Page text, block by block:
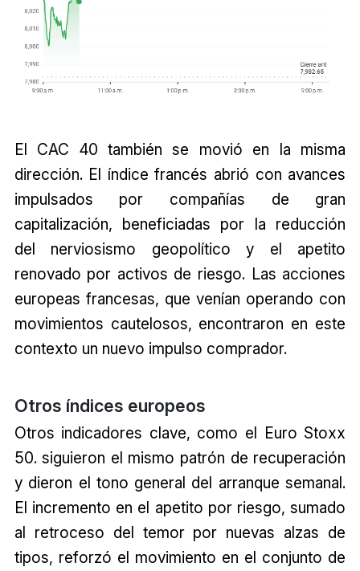
El CAC 40 también se movió en la misma
dirección. El índice francés abrió con avances
impulsados por compañías de gran
capitalización, beneficiadas por la reducción
del nerviosismo geopolítico y el apetito
renovado por activos de riesgo. Las acciones
europeas francesas, que venían operando con
movimientos cautelosos, encontraron en este
contexto un nuevo impulso comprador.
Otros índices europeos
Otros indicadores clave, como el Euro Stoxx
50. siguieron el mismo patrón de recuperación
y dieron el tono general del arranque semanal.
El incremento en el apetito por riesgo, sumado
al retroceso del temor por nuevas alzas de
tipos, reforzó el movimiento en el conjunto de